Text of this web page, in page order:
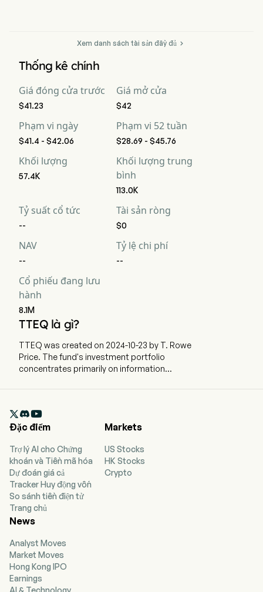
Xem danh sách tài sản đầy đủ 
Thống kê chính
Giá đóng cửa trước
$41.23
Giá mở cửa
$42
Phạm vi ngày
$41.4 - $42.06
Phạm vi 52 tuần
$28.69 - $45.76
Khối lượng
57.4K
Khối lượng trung
bình
113.0K
Tỷ suất cổ tức
--
Tài sản ròng
$0
NAV
--
Tỷ lệ chi phí
--
Cổ phiếu đang lưu
hành
8.1M
TTEQ là gì?
TTEQ was created on 2024-10-23 by T. Rowe
Price. The fund's investment portfolio
concentrates primarily on information
growth by investing in large-cap technology
companies globally and those whose market
capabilities.

Đặc điểm
Trợ lý AI cho Chứng
khoán và Tiền mã hóa
Dự đoán giá cả
Tracker Huy động vốn
So sánh tiền điện tử
Trang chủ
Markets
US Stocks
HK Stocks
Crypto
News
Analyst Moves
Market Moves
Hong Kong IPO
Earnings
AI & Technology